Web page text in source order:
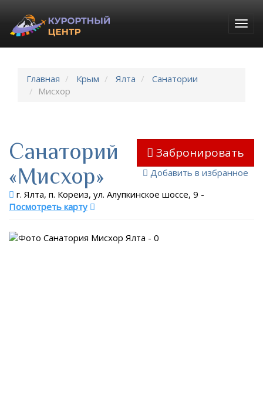
Главная Крым Ялта
Санатории
Мисхор
Забронировать
Добавить в избранное
Санаторий
«Мисхор»
г. Ялта, п. Кореиз, ул. Алупкинское шоссе, 9 -
Посмотреть карту